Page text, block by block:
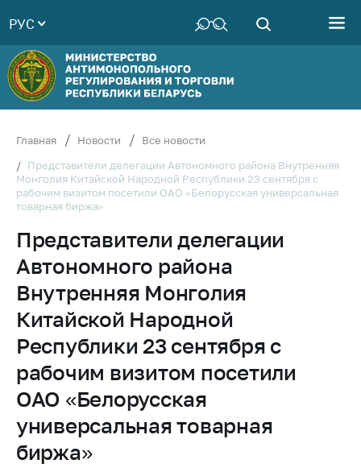
Руководство
Структура
Министерства
Территориальные
Законодательство
Антикоррупционная
консультативный
совет
Соискателям
Награждения
Белорусская
универсальная
товарная биржа
Общественная
жизнь
РУС
Главная Новости
Все новости
Представители делегации Автономного района Внутренняя
Монголия Китайской Народной Республики 23 сентября с
рабочим визитом посетили ОАО «Белорусская универсальная
товарная биржа»
Представители делегации
Автономного района
Внутренняя Монголия
Китайской Народной
Республики 23 сентября с
рабочим визитом посетили
ОАО «Белорусская
универсальная товарная
биржа»